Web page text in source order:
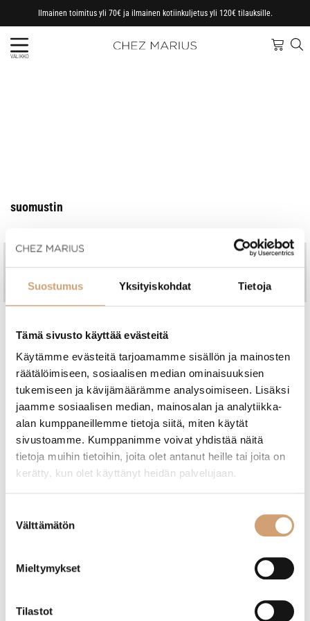
Suostumus Yksityiskohdat Tietoja
Tämä sivusto käyttää evästeitä
Käytämme evästeitä tarjoamamme sisällön ja mainosten
räätälöimiseen, sosiaalisen median ominaisuuksien
tukemiseen ja kävijämäärämme analysoimiseen. Lisäksi
jaamme sosiaalisen median, mainosalan ja analytiikka-
alan kumppaneillemme tietoja siitä, miten käytät
sivustoamme. Kumppanimme voivat yhdistää näitä
tietoja muihin tietoihin, joita olet antanut heille tai joita on
kerätty, kun olet käyttänyt heidän palvelujaan.
valinta
Välttämätön
Mieltymykset
Tilastot
Ilmainen toimitus yli 70€ ja ilmainen kotiinkuljetus yli 120€ tilauksille.
VALIKKO
suomustin
Jo vuodesta 1997
Kotimainen perheyritys
varastosta
Etusivu/ Tuotteet avainsanalla “suomustin”
Näytetään kaikki 2 tulosta
Westmark keräävä suomustusrauta
18,90€